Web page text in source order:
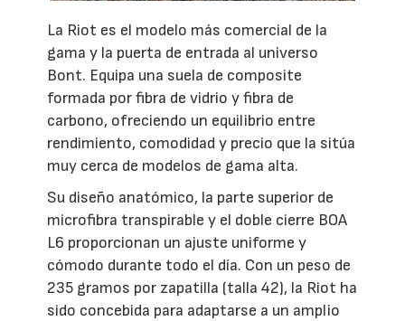
La Riot es el modelo más comercial de la
gama y la puerta de entrada al universo
Bont. Equipa una suela de composite
formada por fibra de vidrio y fibra de
carbono, ofreciendo un equilibrio entre
rendimiento, comodidad y precio que la sitúa
muy cerca de modelos de gama alta.
Su diseño anatómico, la parte superior de
microfibra transpirable y el doble cierre BOA
L6 proporcionan un ajuste uniforme y
cómodo durante todo el día. Con un peso de
235 gramos por zapatilla (talla 42), la Riot ha
sido concebida para adaptarse a un amplio